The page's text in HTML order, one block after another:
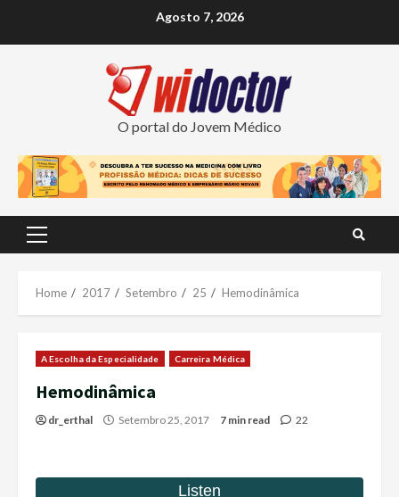
Agosto 7, 2026
O portal do Jovem Médico
Primary
Home 2017 Setembro 25 Hemodinâmica
A Escolha da Especialidade Carreira Médica
Hemodinâmica
dr_erthal Setembro 25, 2017 7 min read 22